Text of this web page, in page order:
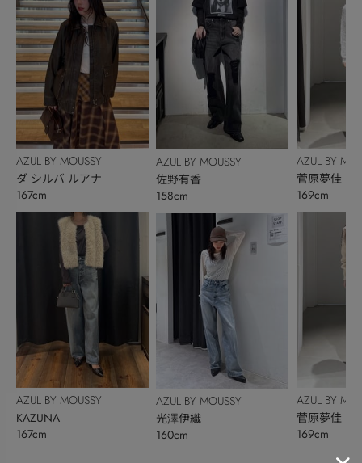
AZUL BY MOUSSY
ダ シルバ ルアナ
167cm
AZUL BY MOUSSY
KAZUNA
167cm
AZUL BY MOUSSY
佐野有香
158cm
AZUL BY MOUSSY
光澤伊織
160cm
AZUL BY
菅原夢佳
169cm
AZUL BY
菅原夢佳
169cm